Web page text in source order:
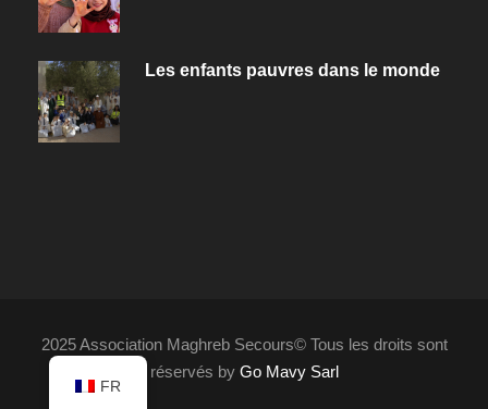
Les enfants pauvres dans le monde
2025 Association Maghreb Secours© Tous les droits sont
réservés by Go Mavy Sarl
FR